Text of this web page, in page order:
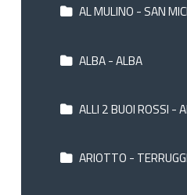
AL MULINO - SAN
ALBA - ALBA
ALLI 2 BUOI ROSSI -
ARIOTTO -